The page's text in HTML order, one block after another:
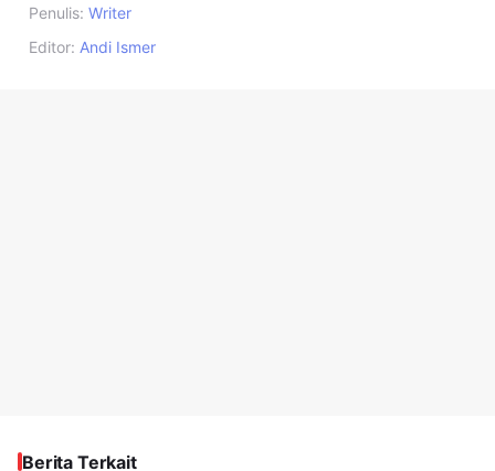
Penulis: Writer
Editor: Andi Ismer
Berita Terkait